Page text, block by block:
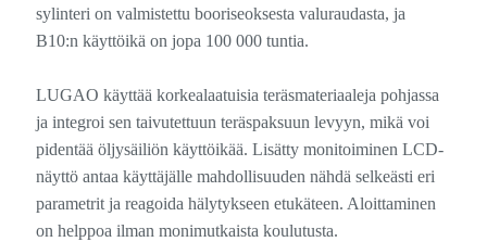
sylinteri on valmistettu booriseoksesta valuraudasta, ja
B10:n käyttöikä on jopa 100 000 tuntia.
LUGAO käyttää korkealaatuisia teräsmateriaaleja pohjassa
ja integroi sen taivutettuun teräspaksuun levyyn, mikä voi
pidentää öljysäiliön käyttöikää. Lisätty monitoiminen LCD-
näyttö antaa käyttäjälle mahdollisuuden nähdä selkeästi eri
parametrit ja reagoida hälytykseen etukäteen. Aloittaminen
on helppoa ilman monimutkaista koulutusta.